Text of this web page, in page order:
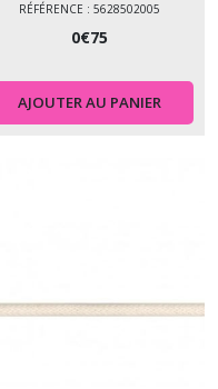
RÉFÉRENCE : 5628502005
0€75
AJOUTER AU PANIER